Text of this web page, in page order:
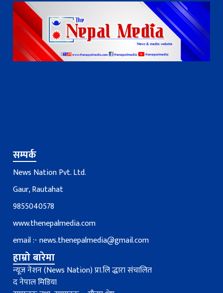
सम्पर्क
News Nation Pvt. Ltd.
Gaur, Rautahat
9855040578
www.thenepalmedia.com
email :-news.thenepalmedia@gmail.com
हाम्रो बारेमा
न्यूज नेशन (News Nation) प्रा.लि द्धारा संचालित
द नेपाल मिडिया